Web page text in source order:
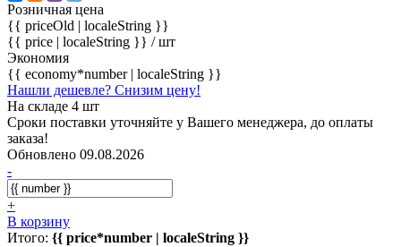
Розничная цена
{{ priceOld | localeString }}
{{ price | localeString }} / шт
Экономия
{{ economy*number | localeString }}
Нашли дешевле? Снизим цену!
На складе 4 шт
Сроки поставки уточняйте у Вашего менеджера, до оплаты
заказа!
Обновлено 09.08.2026
-
+
В корзину
Итого: {{ price*number | localeString }}